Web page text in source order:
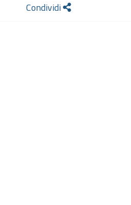
Condividi